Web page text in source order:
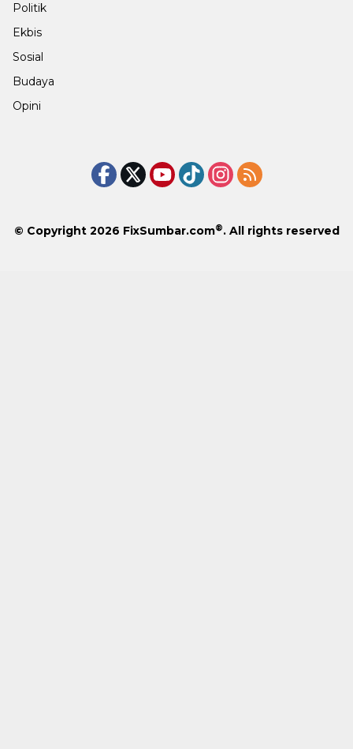
Politik
Ekbis
Sosial
Budaya
Opini
© Copyright 2026 FixSumbar.com®. All rights reserved